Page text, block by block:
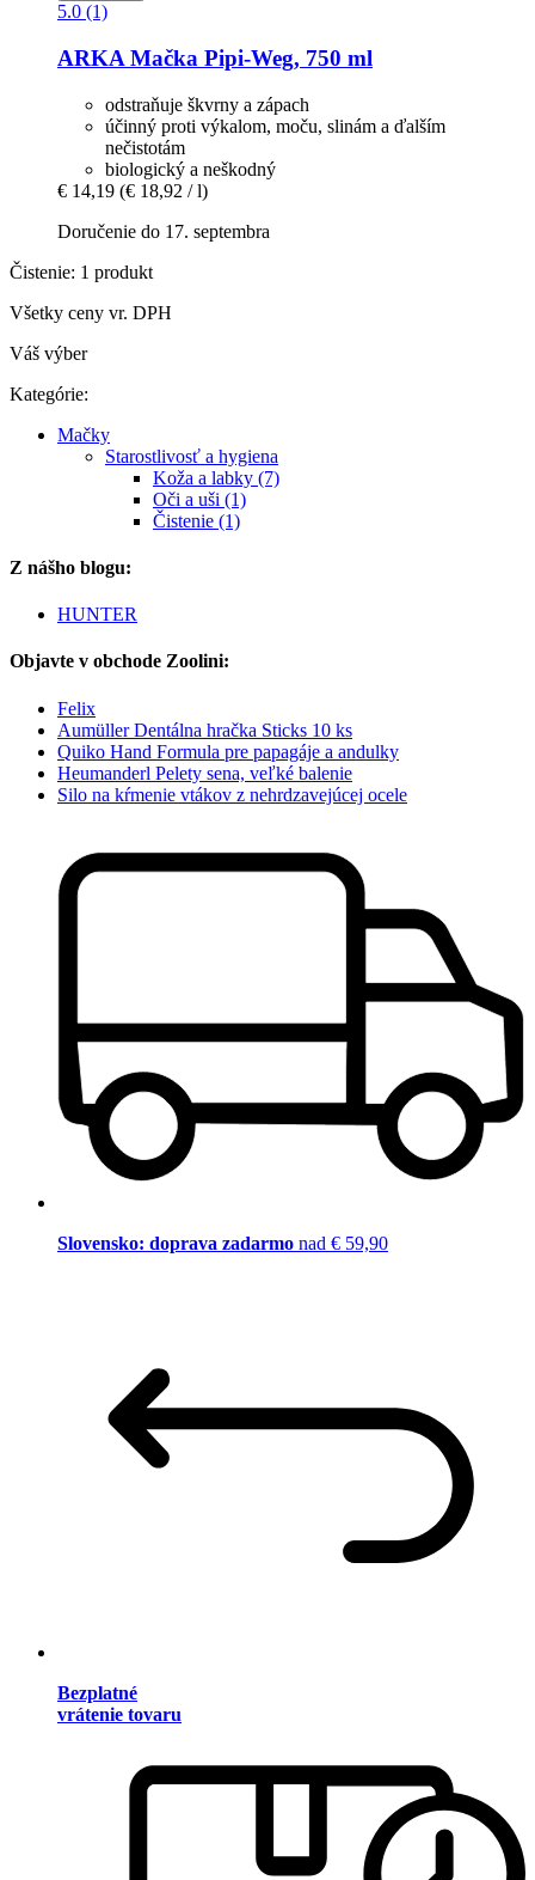
5.0 (1)
ARKA Mačka Pipi-​Weg, 750 ml
odstraňuje škvrny a zápach
účinný proti výkalom, moču, slinám a ďalším
nečistotám
biologický a neškodný
€ 14,19 (€ 18,92 / l)
Doručenie do 17. septembra
Čistenie: 1 produkt
Všetky ceny vr. DPH
Váš výber
Kategórie:
Mačky
Starostlivosť a hygiena
Koža a labky (7)
Oči a uši (1)
Čistenie (1)
Z nášho blogu:
HUNTER
Objavte v obchode Zoolini:
Felix
Aumüller Dentálna hračka Sticks 10 ks
Quiko Hand Formula pre papagáje a andulky
Heumanderl Pelety sena, veľké balenie
Silo na kŕmenie vtákov z nehrdzavejúcej ocele
Slovensko: doprava zadarmo nad € 59,90
Bezplatné
vrátenie tovaru